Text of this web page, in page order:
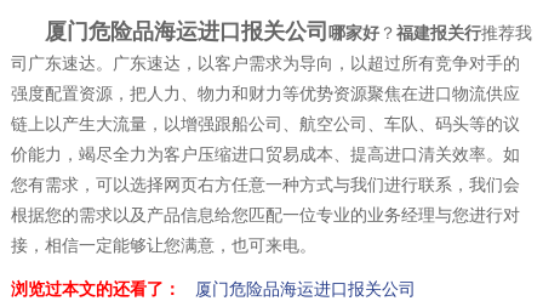
厦门危险品海运进口报关公司 哪家好？福建报关行推荐我
司广东速达。广东速达，以客户需求为导向，以超过所有竞争对手的
强度配置资源，把人力、物力和财力等优势资源聚焦在进口物流供应
链上以产生大流量，以增强跟船公司、航空公司、车队、码头等的议
价能力，竭尽全力为客户压缩进口贸易成本、提高进口清关效率。如
您有需求，可以选择网页右方任意一种方式与我们进行联系，我们会
根据您的需求以及产品信息给您匹配一位专业的业务经理与您进行对
接，相信一定能够让您满意，也可来电。
浏览过本文的还看了： 厦门危险品海运进口报关公司